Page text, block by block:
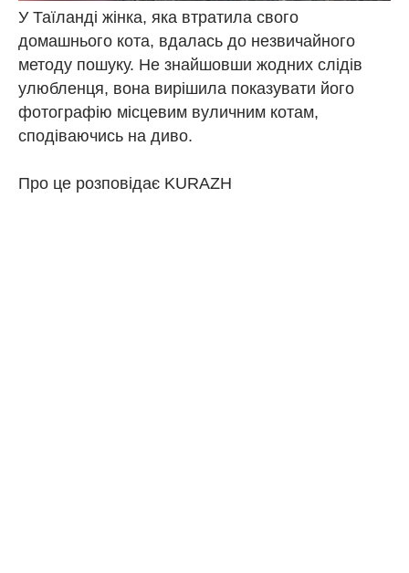
У Таїланді жінка, яка втратила свого
домашнього кота, вдалась до незвичайного
методу пошуку. Не знайшовши жодних слідів
улюбленця, вона вирішила показувати його
фотографію місцевим вуличним котам,
сподіваючись на диво.
Про це розповідає KURAZH